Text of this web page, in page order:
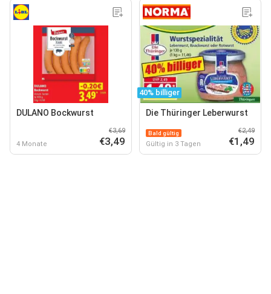
DULANO Bockwurst
4 Monate
€3,69
€3,49
40% billiger
Die Thüringer Leberwurst
Bald gültig
Gültig in 3 Tagen
€2,49
€1,49